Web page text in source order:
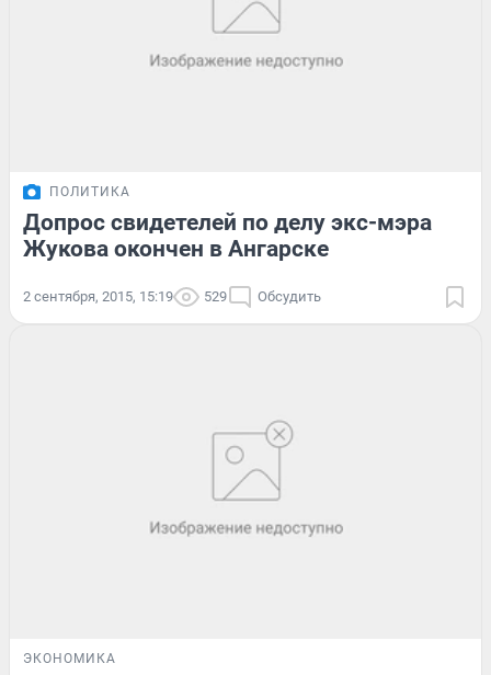
ПОЛИТИКА
Допрос свидетелей по делу экс-мэра
Жукова окончен в Ангарске
2 сентября, 2015, 15:19 529 Обсудить
ЭКОНОМИКА